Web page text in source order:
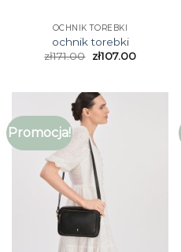
OCHNIK TOREBKI
ochnik torebki
zł171.00 zł107.00
Promocja!